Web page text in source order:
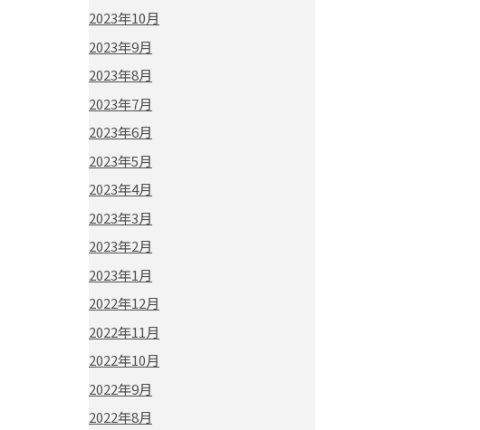
2023年10月
2023年9月
2023年8月
2023年7月
2023年6月
2023年5月
2023年4月
2023年3月
2023年2月
2023年1月
2022年12月
2022年11月
2022年10月
2022年9月
2022年8月